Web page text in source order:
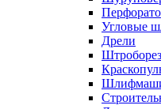
Угловые
Дрели